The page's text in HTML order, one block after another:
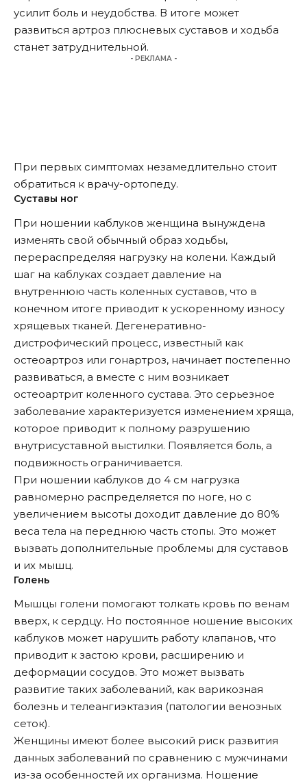
усилит боль и неудобства. В итоге может
развиться артроз плюсневых суставов и ходьба
станет затруднительной.
- РЕКЛАМА -
При первых симптомах незамедлительно стоит
обратиться к врачу-ортопеду.
Суставы ног
При ношении каблуков женщина вынуждена
изменять свой обычный образ ходьбы,
перераспределяя нагрузку на колени. Каждый
шаг на каблуках создает давление на
внутреннюю часть коленных суставов, что в
конечном итоге приводит к ускоренному износу
хрящевых тканей. Дегенеративно-
дистрофический процесс, известный как
остеоартроз или гонартроз, начинает постепенно
развиваться, а вместе с ним возникает
остеоартрит коленного сустава. Это серьезное
заболевание характеризуется изменением хряща,
которое приводит к полному разрушению
внутрисуставной выстилки. Появляется боль, а
подвижность ограничивается.
При ношении каблуков до 4 см нагрузка
равномерно распределяется по ноге, но с
увеличением высоты доходит давление до 80%
веса тела на переднюю часть стопы. Это может
вызвать дополнительные проблемы для суставов
и их мышц.
Голень
Мышцы голени помогают толкать кровь по венам
вверх, к сердцу. Но постоянное ношение высоких
каблуков может нарушить работу клапанов, что
приводит к застою крови, расширению и
деформации сосудов. Это может вызвать
развитие таких заболеваний, как варикозная
болезнь и телеангиэктазия (патологии венозных
сеток).
Женщины имеют более высокий риск развития
данных заболеваний по сравнению с мужчинами
из-за особенностей их организма. Ношение